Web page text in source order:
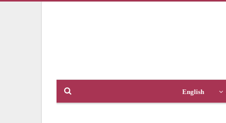
English